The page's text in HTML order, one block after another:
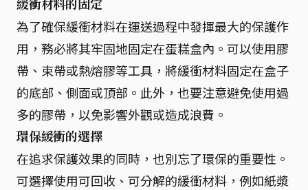
緩衝材料的固定
為了確保緩衝材料在運送過程中發揮最大的保護作
用，務必將其牢固地固定在蛋糕盒內。可以使用膠
帶、束帶或熱熔膠等工具，將緩衝材料固定在盒子
的底部、側面或頂部。此外，也要注意避免使用過
多的膠帶，以免影響外觀或造成浪費。
環保緩衝的選擇
在追求保護效果的同時，也別忘了環保的重要性。
可選擇使用可回收、可分解的緩衝材料，例如紙漿